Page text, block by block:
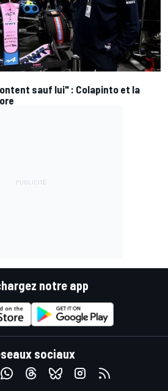
sauf lui" : Colapinto et la
notre app
sociaux